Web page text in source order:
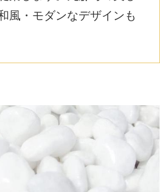
風・モダンなデザインも